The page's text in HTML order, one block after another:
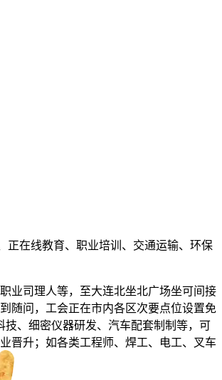
正在线教育、职业培训、交通运输、环保
司理人等，至大连北坐北广场坐可间接
随问，工会正在市内各区次要点位设置免
、细密仪器研发、汽车配套制制等，可
晋升；如各类工程师、焊工、电工、叉车